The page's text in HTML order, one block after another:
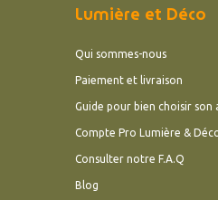
Lumière et Déco
Qui sommes-nous
Paiement et livraison
Guide pour bien choisir son
Compte Pro Lumière &
Consulter notre F.A.Q
Blog